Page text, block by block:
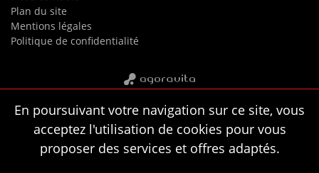
En poursuivant votre navigation sur ce site, vous
acceptez l'utilisation de cookies pour vous
proposer des services et offres adaptés.
Plan du site
Mentions légales
Politique de confidentialité